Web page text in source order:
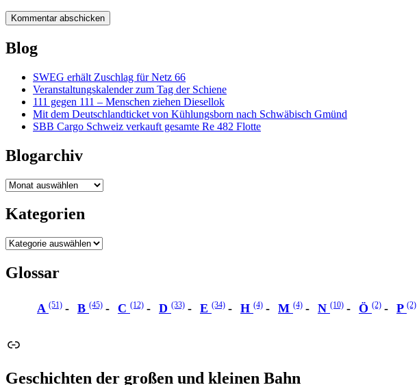
Blog
SWEG erhält Zuschlag für Netz 66
Veranstaltungskalender zum Tag der Schiene
111 gegen 111 – Menschen ziehen Diesellok
Mit dem Deutschlandticket von Kühlungsborn nach Schwäbisch Gmünd
SBB Cargo Schweiz verkauft gesamte Re 482 Flotte
Blogarchiv
Blogarchiv
Kategorien
Kategorien
Glossar
A (51) B (45) C (12) D (33) E (34) H (4) M (4) N (10) Ö (2) P (2)
Link
Geschichten der großen und kleinen Bahn